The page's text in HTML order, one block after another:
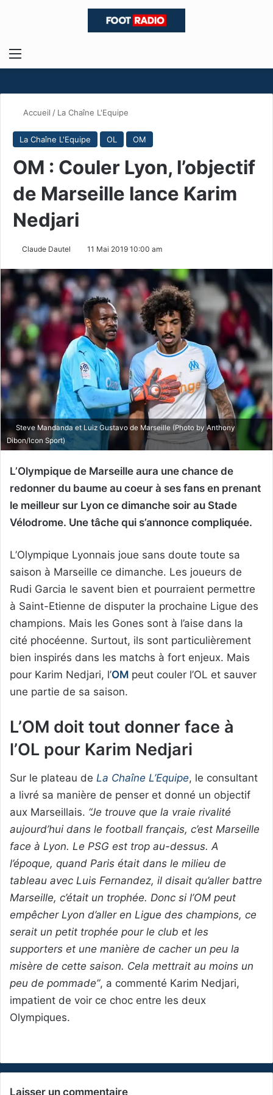
Menu
Accueil / La Chaîne L'Equipe
La Chaîne L'Equipe OL OM
OM : Couler Lyon, l’objectif
de Marseille lance Karim
Nedjari
Claude Dautel 11 Mai 2019 10:00 am
Steve Mandanda et Luiz Gustavo de Marseille (Photo by Anthony
Dibon/Icon Sport)
L’Olympique de Marseille aura une chance de
redonner du baume au coeur à ses fans en prenant
le meilleur sur Lyon ce dimanche soir au Stade
Vélodrome. Une tâche qui s’annonce compliquée.
L’Olympique Lyonnais joue sans doute toute sa
saison à Marseille ce dimanche. Les joueurs de
Rudi Garcia le savent bien et pourraient permettre
à Saint-Etienne de disputer la prochaine Ligue des
champions. Mais les Gones sont à l’aise dans la
cité phocéenne. Surtout, ils sont particulièrement
bien inspirés dans les matchs à fort enjeux. Mais
pour Karim Nedjari, l’OM peut couler l’OL et sauver
une partie de sa saison.
L’OM doit tout donner face à
l’OL pour Karim Nedjari
Sur le plateau de La Chaîne L’Equipe, le consultant
a livré sa manière de penser et donné un objectif
aux Marseillais. “Je trouve que la vraie rivalité
aujourd’hui dans le football français, c’est Marseille
face à Lyon. Le PSG est trop au-dessus. A
l’époque, quand Paris était dans le milieu de
tableau avec Luis Fernandez, il disait qu’aller battre
Marseille, c’était un trophée. Donc si l’OM peut
empêcher Lyon d’aller en Ligue des champions, ce
serait un petit trophée pour le club et les
supporters et une manière de cacher un peu la
misère de cette saison. Cela mettrait au moins un
peu de pommade”, a commenté Karim Nedjari,
impatient de voir ce choc entre les deux
Olympiques.
Laisser un commentaire